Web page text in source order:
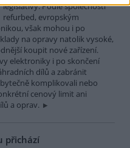
legislativy. Podle společnosti
refurbed, evropským
však mohou i po
na opravy natolik vysoké,
koupit nové zařízení.
elektroniky i po skončení
dílů a zabránit
komplikovali nebo
cenový limit ani
a oprav.
přichází